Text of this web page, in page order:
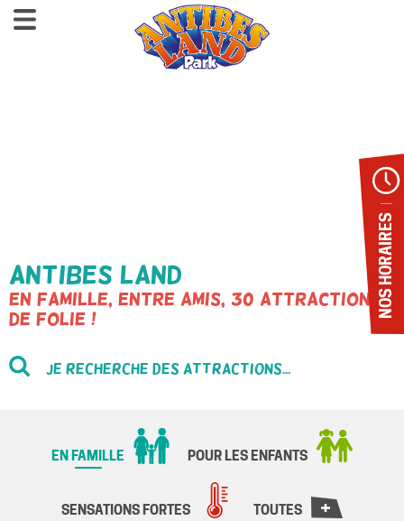
Antibes Land
en famille, entre amis, 30 attractions
de folie !
attractions...EN FAMILLE POUR LES ENFANTS
SENSATIONS FORTES TOUTES
NOS HORAIRES